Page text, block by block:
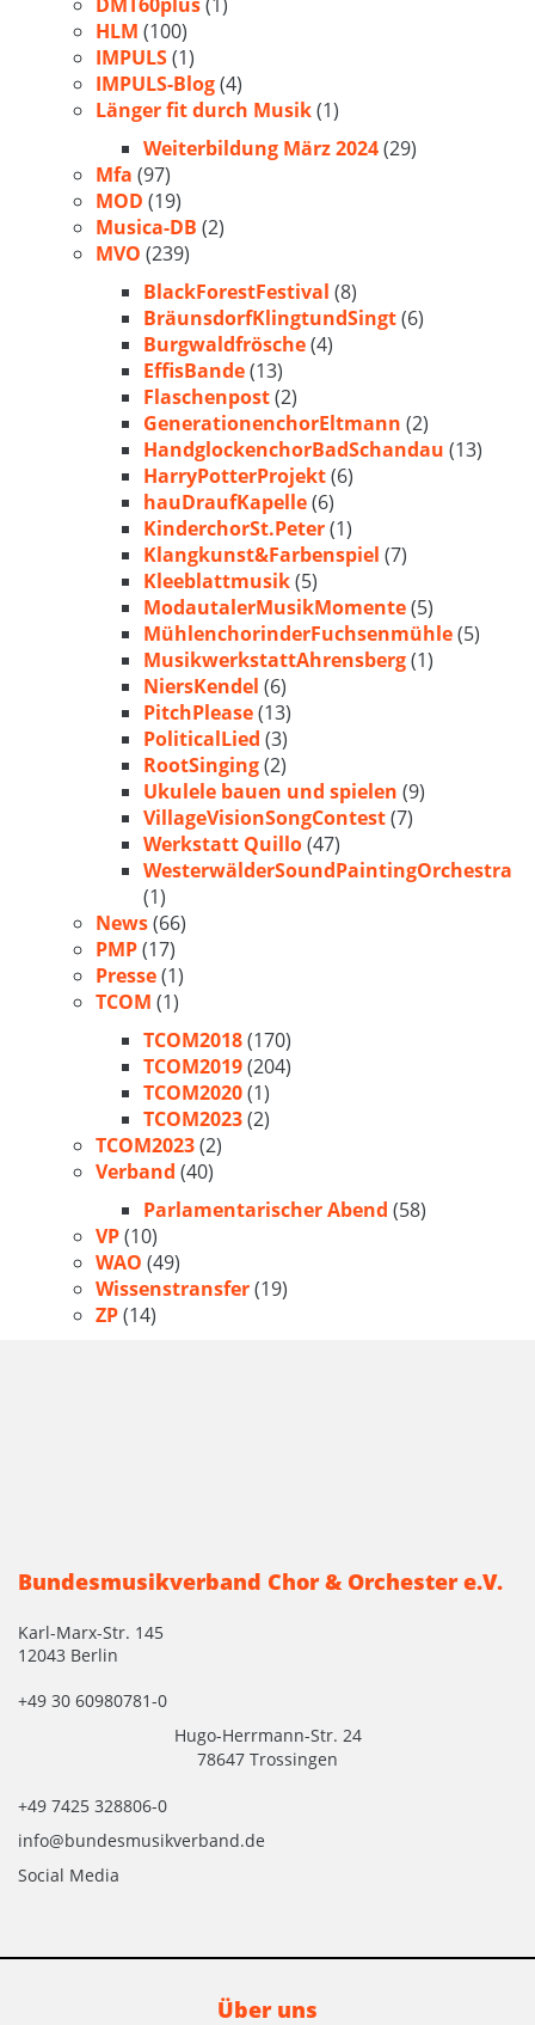
HLM (100)
IMPULS(1)
IMPULS-Blog(4)
Länger fit durch Musik(1)
Weiterbildung März 2024(29)
Mfa (97)
MOD (19)
Musica-DB (2)
MVO (239)
BlackForestFestival (8)
BräunsdorfKlingtundSingt(6)
Burgwaldfrösche(4)
EffisBande(13)
Flaschenpost(2)
GenerationenchorEltmann (2)
HandglockenchorBadSchandau (13)
HarryPotterProjekt(6)
hauDraufKapelle(6)
KinderchorSt.Peter(1)
Klangkunst&Farbenspiel (7)
Kleeblattmusik(5)
ModautalerMusikMomente(5)
MühlenchorinderFuchsenmühle(5)
MusikwerkstattAhrensberg(1)
NiersKendel (6)
PitchPlease(13)
PoliticalLied (3)
RootSinging(2)
Ukulele bauen und spielen (9)
VillageVisionSongContest(7)
Werkstatt Quillo(47)
WesterwälderSoundPaintingOrchestra
(1)
News(66)
PMP(17)
Presse(1)
TCOM (1)
TCOM2018(170)
TCOM2019(204)
TCOM2020(1)
TCOM2023(2)
TCOM2023(2)
Verband (40)
Parlamentarischer Abend (58)
VP(10)
WAO (49)
Wissenstransfer(19)
ZP(14)
Bundesmusikverband Chor & Orchester e.V.
Karl-Marx-Str. 145
12043 Berlin
+49 30 60980781-0
Hugo-Herrmann-Str. 24
78647 Trossingen
+49 7425 328806-0
info@bundesmusikverband.de
Social Media
Über uns